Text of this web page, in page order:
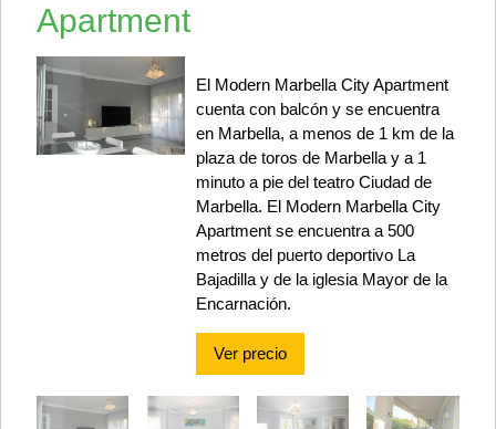
Apartment
El Modern Marbella City Apartment
cuenta con balcón y se encuentra
en Marbella, a menos de 1 km de la
plaza de toros de Marbella y a 1
minuto a pie del teatro Ciudad de
Marbella. El Modern Marbella City
Apartment se encuentra a 500
metros del puerto deportivo La
Bajadilla y de la iglesia Mayor de la
Encarnación.
Ver precio